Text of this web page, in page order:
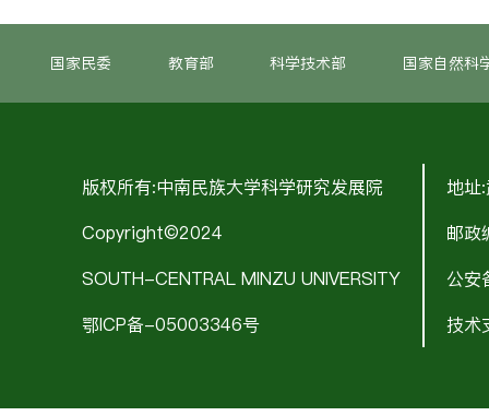
国家民委 教育部 科学技术部 国家自然科
版权所有:中南民族大学科学研究发展院
Copyright©2024
SOUTH-CENTRAL MINZU UNIVERSITY
鄂ICP备-05003346号
地址
邮政
公
技术